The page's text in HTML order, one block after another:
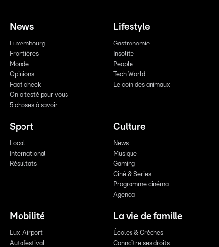
News
Luxembourg
Frontières
Monde
Opinions
Fact check
On a testé pour vous
5 choses à savoir
Lifestyle
Gastronomie
Insolite
People
Tech World
Le coin des animaux
Sport
Local
International
Résultats
Culture
News
Musique
Gaming
Ciné & Series
Programme cinéma
Agenda
Mobilité
Lux-Airport
Autofestival
La vie de famille
Écoles & Crèches
Connaître ses droits